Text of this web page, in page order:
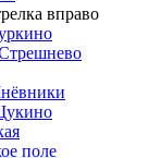
поле